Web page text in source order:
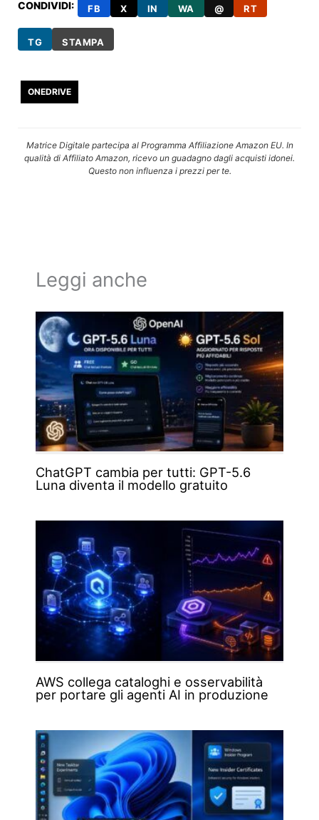
CONDIVIDI: FB X IN WA @ RT
TG STAMPA
ONEDRIVE
Matrice Digitale partecipa al Programma Affiliazione Amazon EU. In
qualità di Affiliato Amazon, ricevo un guadagno dagli acquisti idonei.
Questo non influenza i prezzi per te.
Leggi anche
ChatGPT cambia per tutti: GPT-5.6
Luna diventa il modello gratuito
AWS collega cataloghi e osservabilità
per portare gli agenti AI in produzione